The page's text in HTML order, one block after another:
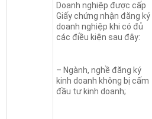
Doanh nghiệp được cấp
Giấy chứng nhận đăng ký
doanh nghiệp khi có đủ
các điều kiện sau đây:
– Ngành, nghề đăng ký
kinh doanh không bị cấm
đầu tư kinh doanh;